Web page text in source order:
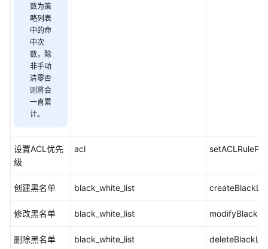
授
权
使
用
CFW
购
买
及
变
云
墙
云
防
数为策
略列表
中的命
中次
数，除
非手动
清零否
则将会
一直累
计。
设置ACL优先
级
acl
创建黑名单 black_white_list
修改黑名单 black_white_list
删除黑名单 black_white_list